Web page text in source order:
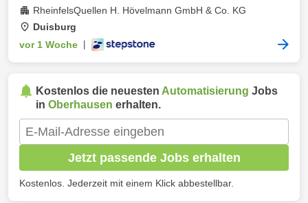
RheinfelsQuellen H. Hövelmann GmbH & Co. KG
Duisburg
vor 1 Woche
Kostenlos die neuesten Automatisierung Jobs
in Oberhausen erhalten.
Jetzt passende Jobs erhalten
Kostenlos. Jederzeit mit einem Klick abbestellbar.